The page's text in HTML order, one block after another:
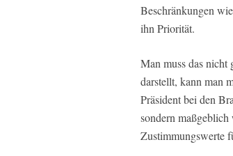
Beschränkungen
ihn Priorität.
Man muss das
darstellt, kann man
Präsident bei den
sondern
Zustimmungswerte